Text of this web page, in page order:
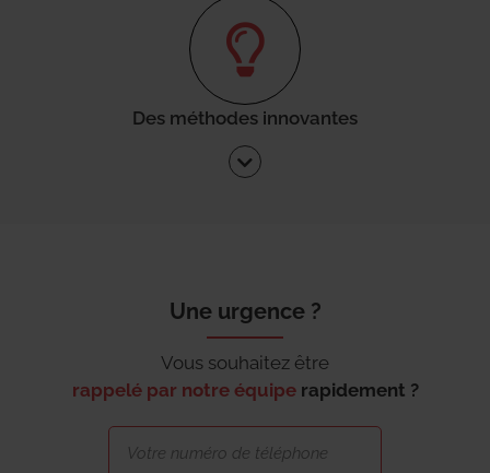
Des méthodes innovantes
Une urgence ?
Vous souhaitez être
rappelé par notre équipe rapidement ?